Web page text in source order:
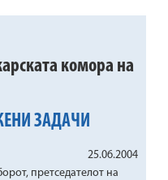
комора на
ЗАДАЧИ
25.06.2004
претседателот на